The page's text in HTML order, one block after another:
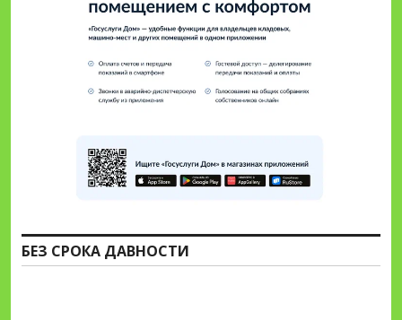
БЕЗ СРОКА ДАВНОСТИ